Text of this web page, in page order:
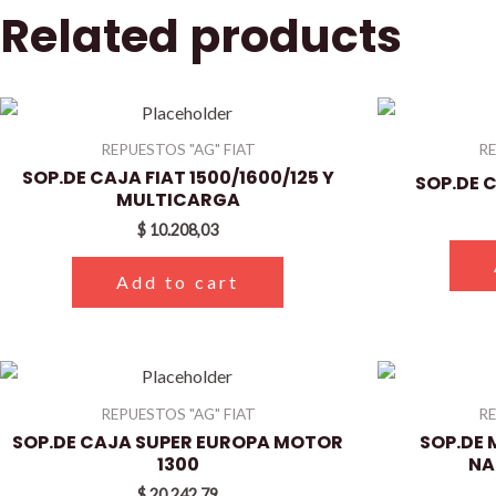
Related products
REPUESTOS "AG" FIAT
SOP.DE CAJA FIAT 1500/1600/125 Y
MULTICARGA
$ 10.208,03
Add to cart
SOP.DE
REPUESTOS "AG" FIAT
SOP.DE CAJA SUPER EUROPA MOTOR
1300
SOP.DE